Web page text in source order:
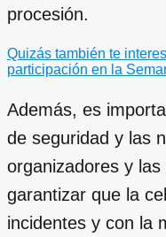
procesión.
Quizás también te
participación en la
Además, es
de seguridad y las
organizadores y
garantizar que la
incidentes y con la